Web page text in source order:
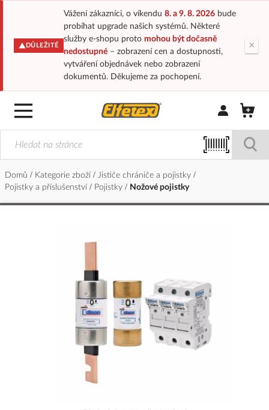
DŮLEŽITÉ
Vážení zákazníci, o víkendu 8. a 9. 8. 2026bude
probíhat upgrade našich systémů. Některé
služby e-shopu proto mohou být dočasně
nedostupné– zobrazení cen a dostupnosti,
vytváření objednávek nebo zobrazení
dokumentů. Děkujeme za pochopení.
×
Přihlásit/
Domů Kategorie zboží
Jističe chrániče a pojistky
Pojistky a příslušenství
Pojistky Nožové pojistky